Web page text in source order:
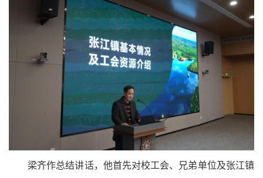
梁齐作总结讲话，他首先对校工会、兄弟单位及张江镇